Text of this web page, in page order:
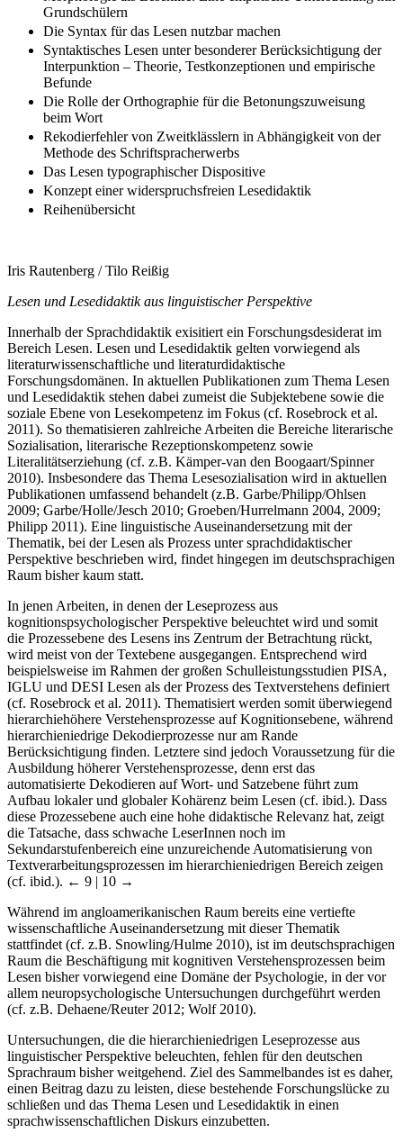
Grundschülern
Die Syntax für das Lesen nutzbar machen
Syntaktisches Lesen unter besonderer Berücksichtigung der
Interpunktion – Theorie, Testkonzeptionen und empirische
Befunde
Die Rolle der Orthographie für die Betonungszuweisung
beim Wort
Rekodierfehler von Zweitklässlern in Abhängigkeit von der
Methode des Schriftspracherwerbs
Das Lesen typographischer Dispositive
Konzept einer widerspruchsfreien Lesedidaktik
Reihenübersicht
Iris Rautenberg / Tilo Reißig
Lesen und Lesedidaktik aus linguistischer Perspektive
Innerhalb der Sprachdidaktik exisitiert ein Forschungsdesiderat im
Bereich Lesen. Lesen und Lesedidaktik gelten vorwiegend als
literaturwissenschaftliche und literaturdidaktische
Forschungsdomänen. In aktuellen Publikationen zum Thema Lesen
und Lesedidaktik stehen dabei zumeist die Subjektebene sowie die
soziale Ebene von Lesekompetenz im Fokus (cf. Rosebrock et al.
2011). So thematisieren zahlreiche Arbeiten die Bereiche literarische
Sozialisation, literarische Rezeptionskompetenz sowie
Literalitätserziehung (cf. z.B. Kämper-van den Boogaart/Spinner
2010). Insbesondere das Thema Lesesozialisation wird in aktuellen
Publikationen umfassend behandelt (z.B. Garbe/Philipp/Ohlsen
2009; Garbe/Holle/Jesch 2010; Groeben/Hurrelmann 2004, 2009;
Philipp 2011). Eine linguistische Auseinandersetzung mit der
Thematik, bei der Lesen als Prozess unter sprachdidaktischer
Perspektive beschrieben wird, findet hingegen im deutschsprachigen
Raum bisher kaum statt.
In jenen Arbeiten, in denen der Leseprozess aus
kognitionspsychologischer Perspektive beleuchtet wird und somit
die Prozessebene des Lesens ins Zentrum der Betrachtung rückt,
wird meist von der Textebene ausgegangen. Entsprechend wird
beispielsweise im Rahmen der großen Schulleistungsstudien PISA,
IGLU und DESI Lesen als der Prozess des Textverstehens definiert
(cf. Rosebrock et al. 2011). Thematisiert werden somit überwiegend
hierarchiehöhere Verstehensprozesse auf Kognitionsebene, während
hierarchieniedrige Dekodierprozesse nur am Rande
Berücksichtigung finden. Letztere sind jedoch Voraussetzung für die
Ausbildung höherer Verstehensprozesse, denn erst das
automatisierte Dekodieren auf Wort- und Satzebene führt zum
Aufbau lokaler und globaler Kohärenz beim Lesen (cf. ibid.). Dass
diese Prozessebene auch eine hohe didaktische Relevanz hat, zeigt
die Tatsache, dass schwache LeserInnen noch im
Sekundarstufenbereich eine unzureichende Automatisierung von
Textverarbeitungsprozessen im hierarchieniedrigen Bereich zeigen
(cf. ibid.). ← 9 | 10 →
Während im angloamerikanischen Raum bereits eine vertiefte
wissenschaftliche Auseinandersetzung mit dieser Thematik
stattfindet (cf. z.B. Snowling/Hulme 2010), ist im deutschsprachigen
Raum die Beschäftigung mit kognitiven Verstehensprozessen beim
Lesen bisher vorwiegend eine Domäne der Psychologie, in der vor
allem neuropsychologische Untersuchungen durchgeführt werden
(cf. z.B. Dehaene/Reuter 2012; Wolf 2010).
Untersuchungen, die die hierarchieniedrigen Leseprozesse aus
linguistischer Perspektive beleuchten, fehlen für den deutschen
Sprachraum bisher weitgehend. Ziel des Sammelbandes ist es daher,
einen Beitrag dazu zu leisten, diese bestehende Forschungslücke zu
schließen und das Thema Lesen und Lesedidaktik in einen
sprachwissenschaftlichen Diskurs einzubetten.